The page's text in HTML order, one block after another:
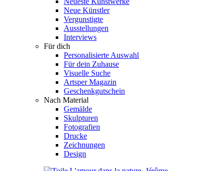
Neue Künstler
Vergunstigte
Ausstellungen
Interviews
Für dich
Personalisierte Auswahl
Für dein Zuhause
Visuelle Suche
Artsper Magazin
Geschenkgutschein
Nach Material
Gemälde
Skulpturen
Fotografien
Drucke
Zeichnungen
Design